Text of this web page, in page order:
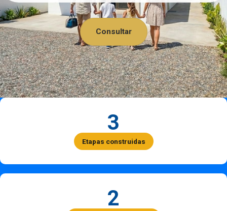
Consultar
3
Etapas construidas
2